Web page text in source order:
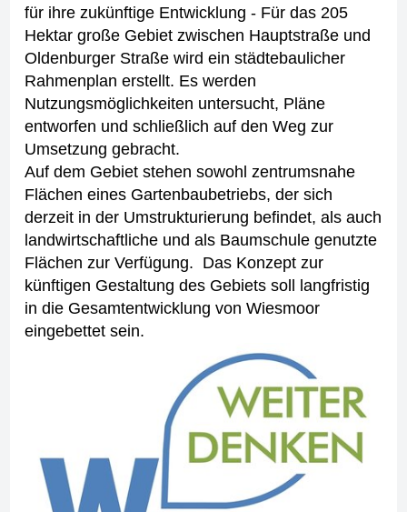
für ihre zukünftige Entwicklung - Für das 205
Hektar große Gebiet zwischen Hauptstraße und
Oldenburger Straße wird ein städtebaulicher
Rahmenplan erstellt. Es werden
Nutzungsmöglichkeiten untersucht, Pläne
entworfen und schließlich auf den Weg zur
Umsetzung gebracht.
Auf dem Gebiet stehen sowohl zentrumsnahe
Flächen eines Gartenbaubetriebs, der sich
derzeit in der Umstrukturierung befindet, als auch
landwirtschaftliche und als Baumschule genutzte
Flächen zur Verfügung. Das Konzept zur
künftigen Gestaltung des Gebiets soll langfristig
in die Gesamtentwicklung von Wiesmoor
eingebettet sein.